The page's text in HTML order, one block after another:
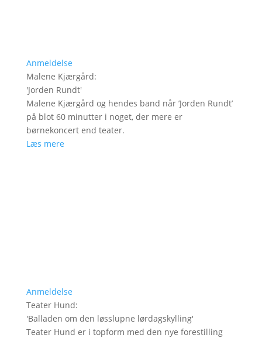
Anmeldelse
Malene Kjærgård:
'Jorden Rundt'
Malene Kjærgård og hendes band når ’Jorden Rundt’
på blot 60 minutter i noget, der mere er
børnekoncert end teater.
Læs mere
Anmeldelse
Teater Hund:
'Balladen om den løsslupne lørdagskylling'
Teater Hund er i topform med den nye forestilling